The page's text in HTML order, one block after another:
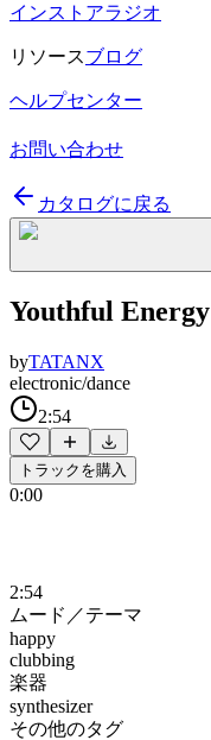
インストアラジオ
リソースブログ
ヘルプセンター
お問い合わせ
カタログに戻る
Youthful Energy
byTATANX
electronic/dance
2:54
トラックを購入
0:00
2:54
ムード／テーマ
happy
clubbing
楽器
synthesizer
その他のタグ